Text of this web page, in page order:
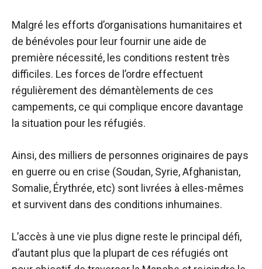
Malgré les efforts d’organisations humanitaires et
de bénévoles pour leur fournir une aide de
première nécessité, les conditions restent très
difficiles. Les forces de l’ordre effectuent
régulièrement des démantèlements de ces
campements, ce qui complique encore davantage
la situation pour les réfugiés.
Ainsi, des milliers de personnes originaires de pays
en guerre ou en crise (Soudan, Syrie, Afghanistan,
Somalie, Érythrée, etc) sont livrées à elles-mêmes
et survivent dans des conditions inhumaines.
L’accès à une vie plus digne reste le principal défi,
d’autant plus que la plupart de ces réfugiés ont